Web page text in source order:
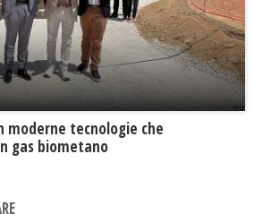
moderne tecnologie che
gas biometano